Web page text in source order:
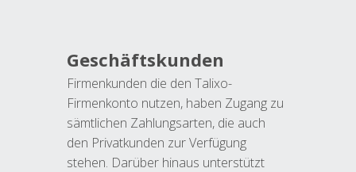
Geschäftskunden
Firmenkunden die den Talixo-
Firmenkonto nutzen, haben Zugang zu
sämtlichen Zahlungsarten, die auch
den Privatkunden zur Verfügung
stehen. Darüber hinaus unterstützt